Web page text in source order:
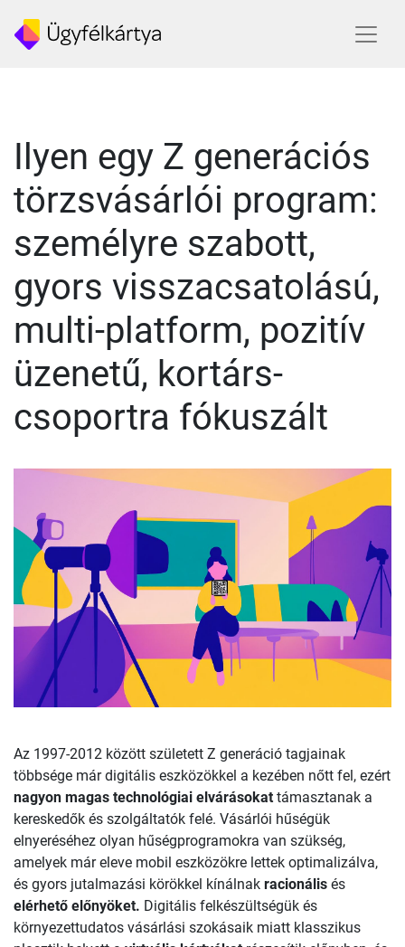
Ilyen egy Z generációs
törzsvásárlói program:
személyre szabott,
gyors visszacsatolású,
multi-platform, pozitív
üzenetű, kortárs-
csoportra fókuszált
Az 1997-2012 között született Z generáció tagjainak
többsége már digitális eszközökkel a kezében nőtt fel, ezért
nagyon magas technológiai elvárásokat támasztanak a
kereskedők és szolgáltatók felé. Vásárlói hűségük
elnyeréséhez olyan hűségprogramokra van szükség,
amelyek már eleve mobil eszközökre lettek optimalizálva,
és gyors jutalmazási körökkel kínálnak racionális és
elérhető előnyöket. Digitális felkészültségük és
környezettudatos vásárlási szokásaik miatt klasszikus